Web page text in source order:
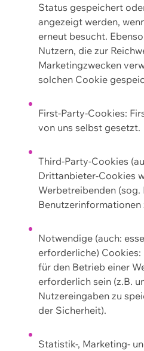
Status gespeichert
angezeigt werden,
erneut besucht.
Nutzern, die zur
Marketingzwecken
solchen Cookie
First-Party-Cookies:
von uns selbst gesetzt.
Third-Party-Cookies
Drittanbieter-Cookies
Werbetreibenden
Benutzerinformationen
Notwendige (auch:
erforderliche) Cookies:
für den Betrieb einer
erforderlich sein (z.B.
Nutzereingaben zu
der Sicherheit).
Statistik-, Marketing-